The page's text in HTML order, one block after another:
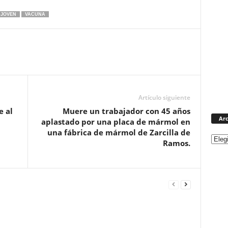
JOVEN VACUNA
al
Artículo siguiente
Muere un trabajador con 45 años
aplastado por una placa de mármol en
una fábrica de mármol de Zarcilla de
Ramos.